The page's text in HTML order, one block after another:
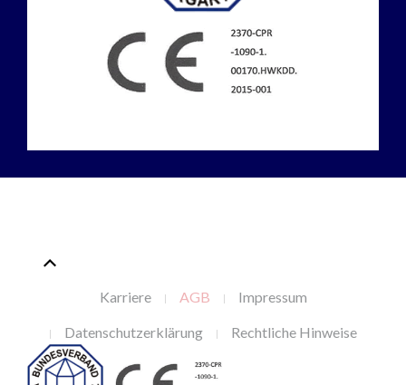
Karriere AGB Impressum
Datenschutzerklärung Rechtliche Hinweise